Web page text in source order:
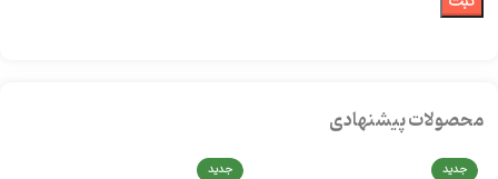
محصولات پیشنهادی
جدید جدید